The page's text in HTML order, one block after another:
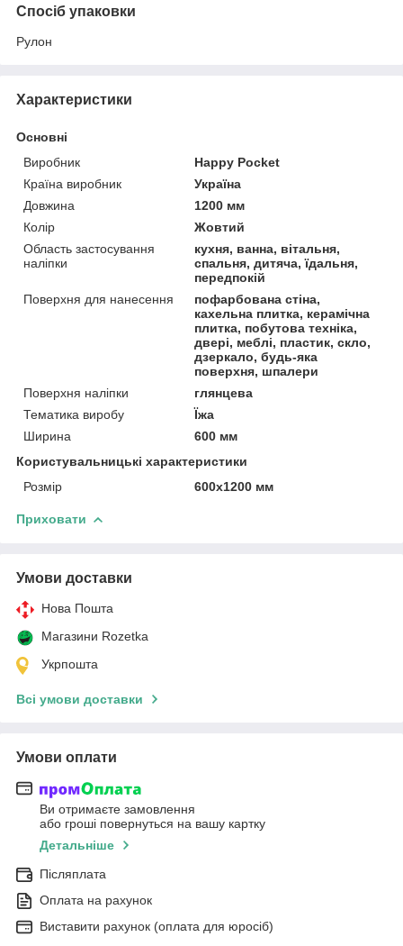
Спосіб упаковки
Рулон
Характеристики
Основні
Виробник
Happy Pocket
Країна виробник
Україна
Довжина
1200 мм
Колір
Жовтий
Область застосування
наліпки
кухня, ванна, вітальня,
спальня, дитяча, їдальня,
передпокій
Поверхня для нанесення
пофарбована стіна,
кахельна плитка, керамічна
плитка, побутова техніка,
двері, меблі, пластик, скло,
дзеркало, будь-яка
поверхня, шпалери
Поверхня наліпки
глянцева
Тематика виробу
Їжа
Ширина
600 мм
Користувальницькі характеристики
Розмір
600х1200 мм
Приховати
Умови доставки
Нова Пошта
Магазини Rozetka
Укрпошта
Всі умови доставки
Умови оплати
Ви отримаєте замовлення
або гроші повернуться на вашу картку
Детальніше
Післяплата
Оплата на рахунок
Виставити рахунок (оплата для юросіб)